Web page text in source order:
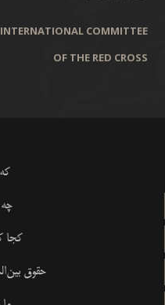
INTERNATIONAL COMMITTEE
OF THE RED CROSS
کجا
حقوق